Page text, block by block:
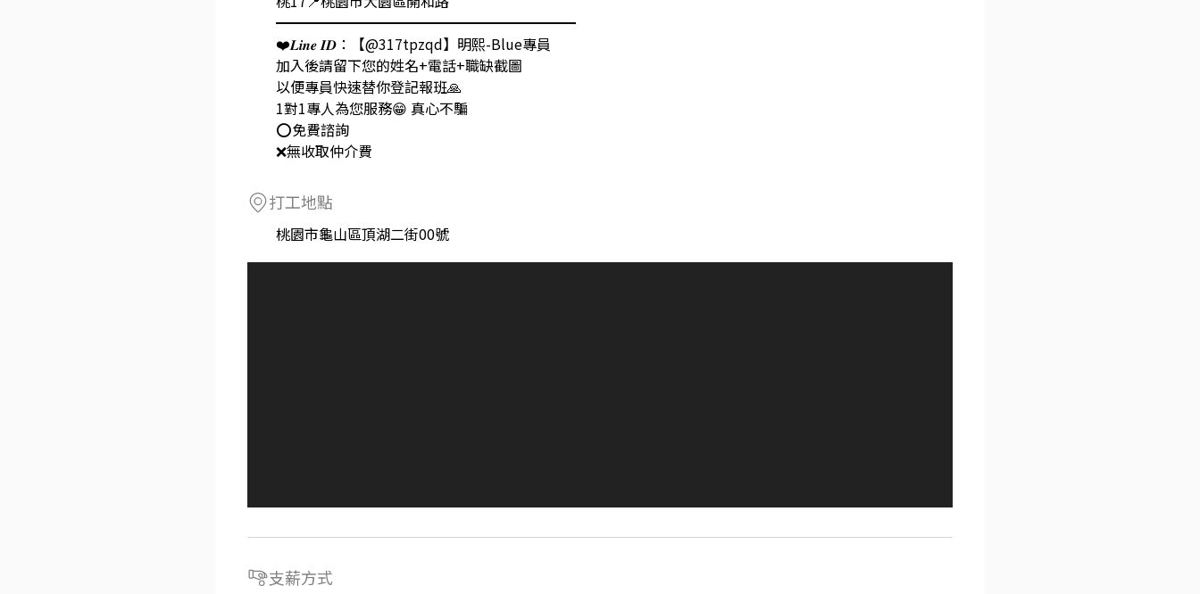
━━━━━━━━━━━━━━━━━━━━━
❤️𝑳𝒊𝒏𝒆 𝑰𝑫：【@317tpzqd】明熙-Blue專員
加入後請留下您的姓名+電話+職缺截圖
以便專員快速替你登記報班🙏
1對1專人為您服務😁 真心不騙
⭕️免費諮詢
❌無收取仲介費
打工地點
桃園市龜山區頂湖二街00號
支薪方式